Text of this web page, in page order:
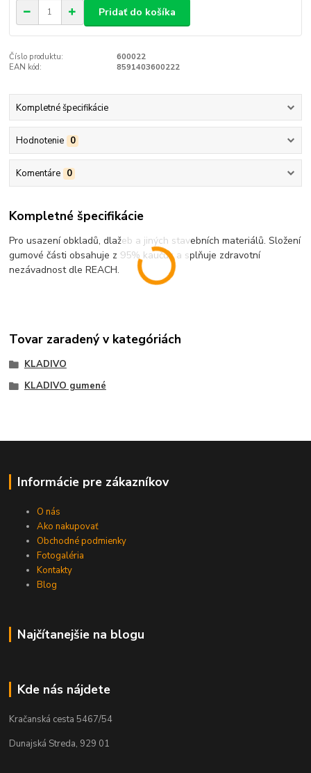
Pridať do košíka
Číslo produktu:
600022
EAN kód:
8591403600222
Kompletné špecifikácie
Hodnotenie 0
Komentáre 0
Kompletné špecifikácie
Pro usazení obkladů, dlažeb a jiných stavebních materiálů. Složení
gumové části obsahuje z 95% kaučuk a splňuje zdravotní
nezávadnost dle REACH.
Tovar zaradený v kategóriách
KLADIVO
KLADIVO gumené
Informácie pre zákazníkov
O nás
Ako nakupovať
Obchodné podmienky
Fotogaléria
Kontakty
Blog
Najčítanejšie na blogu
Kde nás nájdete
Kračanská cesta 5467/54
Dunajská Streda, 929 01